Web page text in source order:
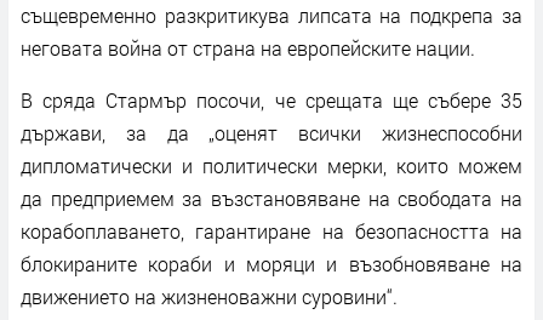
същевременно разкритикува липсата на подкрепа за
неговата война от страна на европейските нации.
В сряда Стармър посочи, че срещата ще събере 35
държави, за да „оценят всички жизнеспособни
дипломатически и политически мерки, които можем
да предприемем за възстановяване на свободата на
корабоплаването, гарантиране на безопасността на
блокираните кораби и моряци и възобновяване на
движението на жизненоважни суровини“.